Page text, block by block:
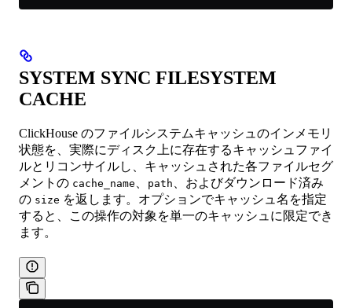
SYSTEM SYNC FILESYSTEM
CACHE
ClickHouse のファイルシステムキャッシュのインメモリ
状態を、実際にディスク上に存在するキャッシュファイ
ルとリコンサイルし、キャッシュされた各ファイルセグ
メントの cache_name path
、およびダウンロード済み
の size を返します。オプションでキャッシュ名を指定
すると、この操作の対象を単一のキャッシュに限定でき
ます。